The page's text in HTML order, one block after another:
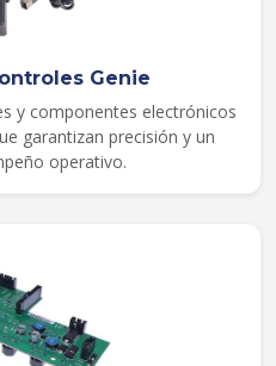
Genie
y componentes electrónicos
garantizan precisión y un
operativo.